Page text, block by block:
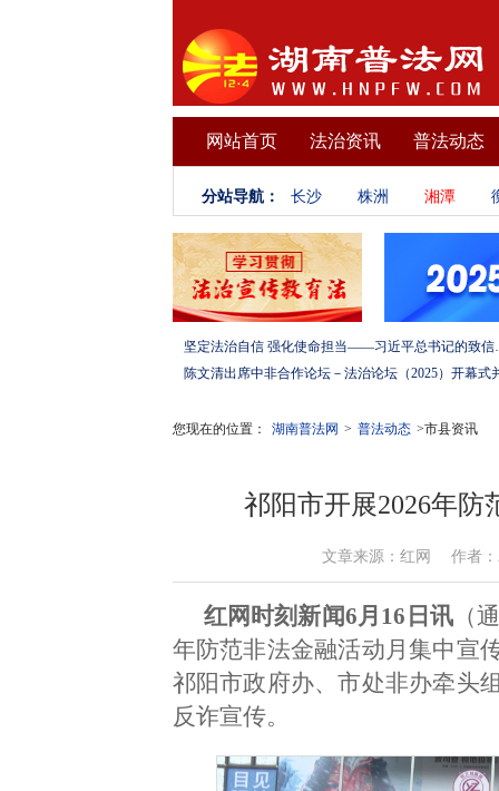
网站首页 法治资讯 普法动态
分站导航： 长沙 株洲 湘潭
坚定法治自信 强化使
您现在的位置： 湖南普法网 > 普法动态 >市县资讯
祁阳市开展2026年防
文章来源：红网 作者：
红网时刻新闻6月16日讯（
年防范非法金融活动月集中宣
祁阳市政府办、市处非办牵头
反诈宣传。